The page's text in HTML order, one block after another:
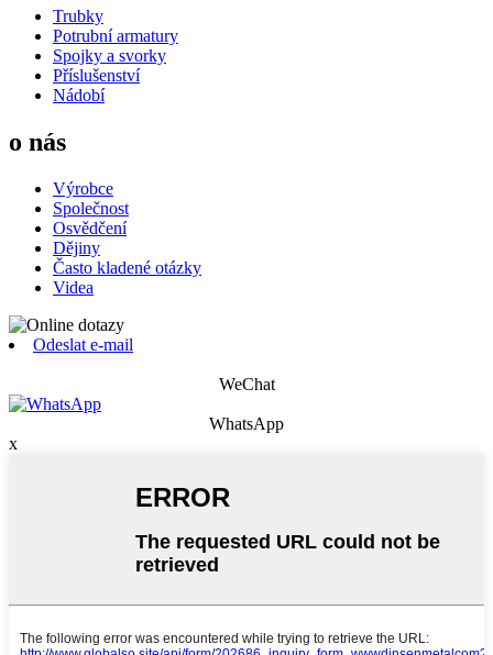
Trubky
Potrubní armatury
Spojky a svorky
Příslušenství
Nádobí
o nás
Výrobce
Společnost
Osvědčení
Dějiny
Často kladené otázky
Videa
Odeslat e-mail
WeChat
WhatsApp
x